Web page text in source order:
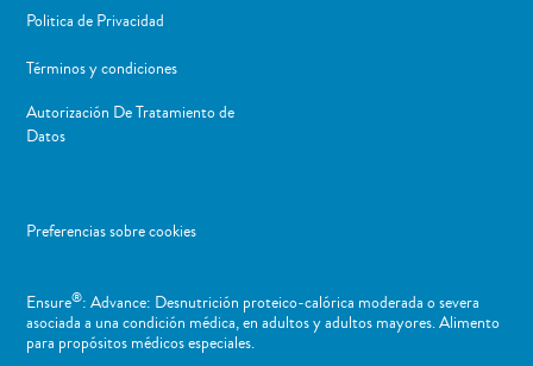
Politica de Privacidad
Términos y condiciones
Autorización De Tratamiento de
Datos
Preferencias sobre cookies
Ensure®: Advance: Desnutrición proteico-calórica moderada o severa
asociada a una condición médica, en adultos y adultos mayores. Alimento
para propósitos médicos especiales.